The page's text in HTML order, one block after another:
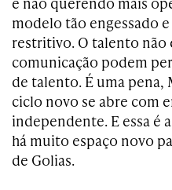
modelo tão engessado
restritivo. O talento não
comunicação podem
de talento. É uma
ciclo novo se abre com
independente. E essa é
há muito espaço novo
de Golias.